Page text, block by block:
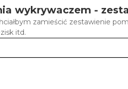
wykrywaczem -
zamieścić zestawienie
itd.